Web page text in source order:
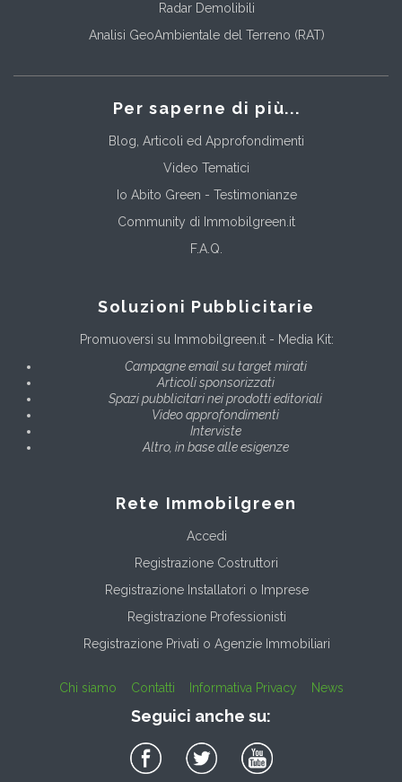
Radar Demolibili
Analisi GeoAmbientale del Terreno (RAT)
Per saperne di più...
Blog, Articoli ed Approfondimenti
Video Tematici
Io Abito Green - Testimonianze
Community di Immobilgreen.it
F.A.Q.
Soluzioni Pubblicitarie
Promuoversi su Immobilgreen.it - Media Kit:
Campagne email su target mirati
Articoli sponsorizzati
Spazi pubblicitari nei prodotti editoriali
Video approfondimenti
Interviste
Altro, in base alle esigenze
Rete Immobilgreen
Accedi
Registrazione Costruttori
Registrazione Installatori o Imprese
Registrazione Professionisti
Registrazione Privati o Agenzie Immobiliari
Chi siamo Contatti Informativa Privacy News
Seguici anche su: